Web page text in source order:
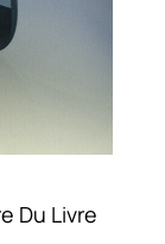
Du Livre